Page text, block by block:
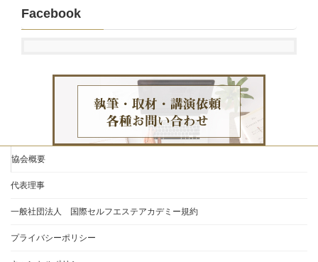
Facebook
協会概要
代表理事
一般社団法人 国際セルフエステアカデミー規約
プライバシーポリシー